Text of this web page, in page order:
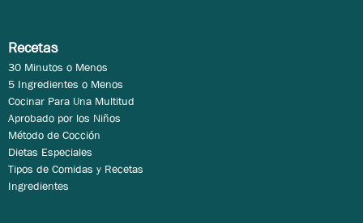
Recetas
30 Minutos o Menos
5 Ingredientes o Menos
Cocinar Para Una Multitud
Aprobado por los Niños
Método de Cocción
Dietas Especiales
Tipos de Comidas y Recetas
Ingredientes